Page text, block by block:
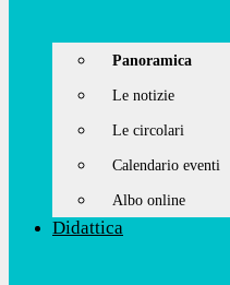
Panoramica
Le notizie
Le circolari
Calendario eventi
Albo online
Didattica